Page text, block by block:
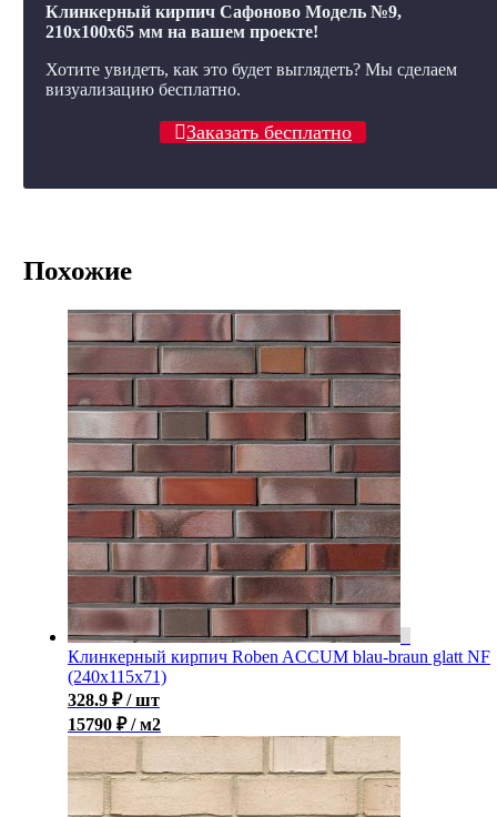
Клинкерный кирпич Сафоново Модель №9,
210x100x65 мм на вашем проекте!
Хотите увидеть, как это будет выглядеть? Мы сделаем
визуализацию бесплатно.
Заказать бесплатно
Похожие
Клинкерный кирпич Roben ACCUM blau-braun glatt NF
(240х115х71)
328.9 ₽ / шт
15790 ₽ / м2